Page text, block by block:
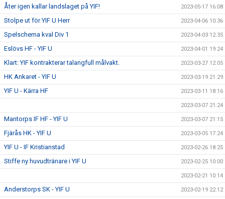
Åter igen kallar landslaget på YIF! 2023-05-17 16:08
Stolpe ut för YIF U Herr 2023-04-06 10:36
Spelschema kval Div 1 2023-04-03 12:35
Eslövs HF - YIF U 2023-04-01 19:24
Klart: YIF kontrakterar talangfull målvakt. 2023-03-27 12:05
HK Ankaret - YIF U 2023-03-19 21:29
YIF U - Kärra HF 2023-03-11 18:16
2023-03-07 21:24
Mantorps IF HF - YIF U 2023-03-07 21:15
Fjärås HK - YIF U 2023-03-05 17:24
YIF U - IF Kristianstad 2023-02-26 18:25
Stiffe ny huvudtränare i YIF U 2023-02-25 10:00
2023-02-21 10:14
Anderstorps SK - YIF U 2023-02-19 22:12